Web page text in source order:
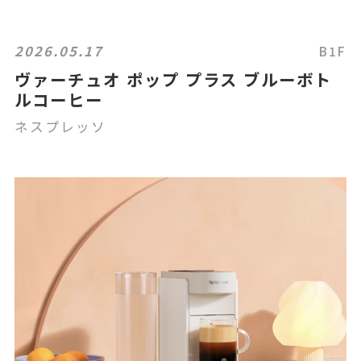
2026.05.17 B1F
ヴァーチュオ ポップ プラス ブルーボト
ルコーヒー
ネスプレッソ